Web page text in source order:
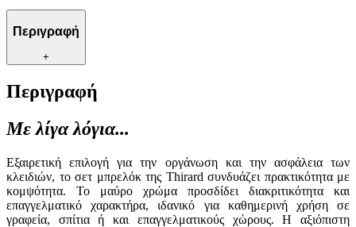
Περιγραφή
+
Περιγραφή
Με λίγα λόγια...
Εξαιρετική επιλογή για την οργάνωση και την ασφάλεια των
κλειδιών, το σετ μπρελόκ της Thirard συνδυάζει πρακτικότητα με
κομψότητα. Το μαύρο χρώμα προσδίδει διακριτικότητα και
επαγγελματικό χαρακτήρα, ιδανικό για καθημερινή χρήση σε
γραφεία, σπίτια ή και επαγγελματικούς χώρους. Η αξιόπιστη